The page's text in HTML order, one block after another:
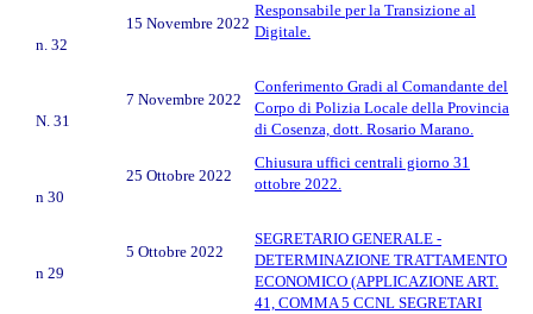
n. 32
15 Novembre 2022
Responsabile per la Transizione al
Digitale.
N. 31
7 Novembre 2022
Conferimento Gradi al Comandante del
Corpo di Polizia Locale della Provincia
di Cosenza, dott. Rosario Marano.
n 30
25 Ottobre 2022
Chiusura uffici centrali giorno 31
ottobre 2022.
n 29
5 Ottobre 2022
SEGRETARIO GENERALE -
DETERMINAZIONE TRATTAMENTO
ECONOMICO (APPLICAZIONE ART.
41, COMMA 5 CCNL SEGRETARI